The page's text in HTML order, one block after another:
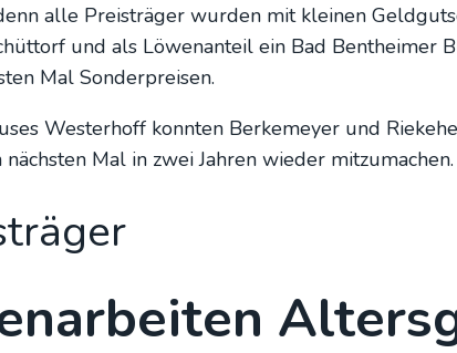
alle Preis­trä­ger wur­den mit klei­nen
und als Löwen­an­teil ein Bad Bent­hei­mer
Mal Son­der­prei­sen.
Wes­ter­hoff konn­ten Ber­ke­mey­er und
Mal in zwei Jah­ren wie­der mit­zu­ma­chen.